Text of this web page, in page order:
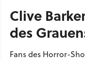
Clive
des
Fans des Horror-